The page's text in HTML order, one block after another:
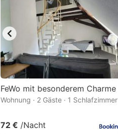
FeWo mit besonderem Charme
Wohnung · 2 Gäste · 1 Schlafzimmer
72 € /Nacht